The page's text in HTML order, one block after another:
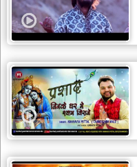
देश
भक्ति
patriotic
bhajans
खाटू
श्याम
भजन
khatu
bhajans